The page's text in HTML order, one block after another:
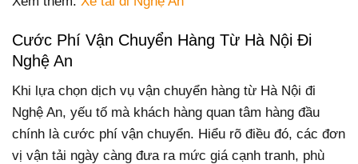
Cước Phí Vận Chuyển Hàng Từ Hà Nội Đi
Nghệ An
Khi lựa chọn dịch vụ vận chuyển hàng từ Hà Nội đi
Nghệ An, yếu tố mà khách hàng quan tâm hàng đầu
chính là cước phí vận chuyển. Hiểu rõ điều đó, các đơn
vị vận tải ngày càng đưa ra mức giá cạnh tranh, phù